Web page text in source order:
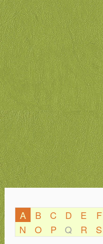
A B C D E F
N
O P Q R S